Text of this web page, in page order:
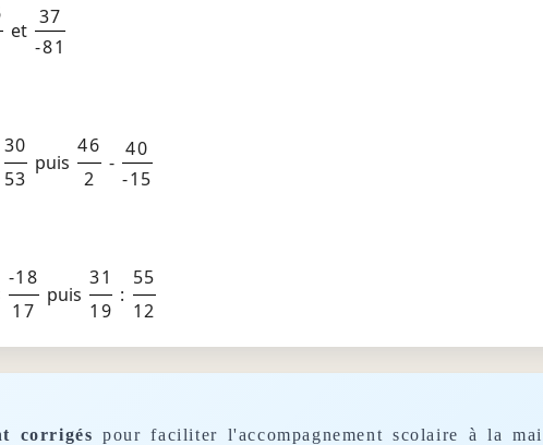
et
37
-81
30
53
puis
46
2
-
40
-15
-18
17
puis
31
19
:
55
12
corrigés pour faciliter l'accompagnement scolaire à la